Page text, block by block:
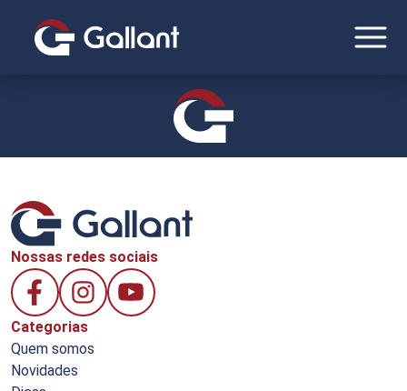
Nossas redes sociais
Categorias
Quem somos
Novidades